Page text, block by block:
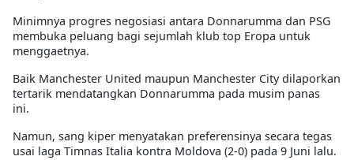
Minimnya progres negosiasi antara Donnarumma dan PSG
membuka peluang bagi sejumlah klub top Eropa untuk
menggaetnya.
Baik Manchester United maupun Manchester City dilaporkan
tertarik mendatangkan Donnarumma pada musim panas
ini.
Namun, sang kiper menyatakan preferensinya secara tegas
usai laga Timnas Italia kontra Moldova (2-0) pada 9 Juni lalu.